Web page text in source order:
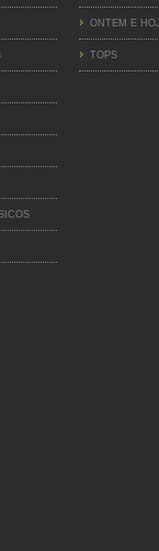
ONTEM E
TOPS